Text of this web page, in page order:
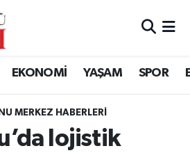
EKONOMİ YAŞAM SPOR
MERKEZ HABERLERI
lojistik
Edenler